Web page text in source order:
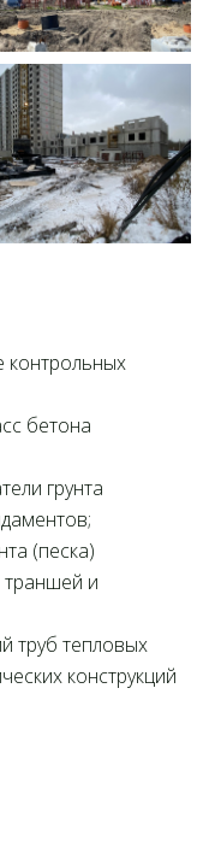
контрольных
бетона
грунта
(песка)
траншей и
труб тепловых
конструкций